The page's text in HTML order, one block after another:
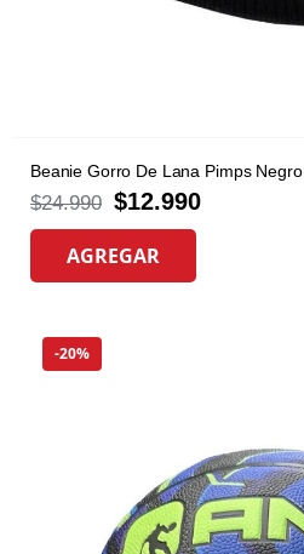
Beanie Gorro De Lana Pimps Negro
$24.990 $12.990
AGREGAR
-20%